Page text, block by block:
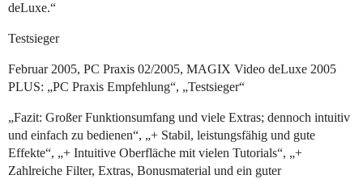
deLuxe.“
Testsieger
Februar 2005, PC Praxis 02/2005, MAGIX Video deLuxe 2005
PLUS: „PC Praxis Empfehlung“, „Testsieger“
„Fazit: Großer Funktionsumfang und viele Extras; dennoch intuitiv
und einfach zu bedienen“, „+ Stabil, leistungsfähig und gute
Effekte“, „+ Intuitive Oberfläche mit vielen Tutorials“, „+
Zahlreiche Filter, Extras, Bonusmaterial und ein guter